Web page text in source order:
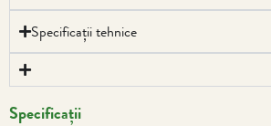
Specificații tehnice
Specificații